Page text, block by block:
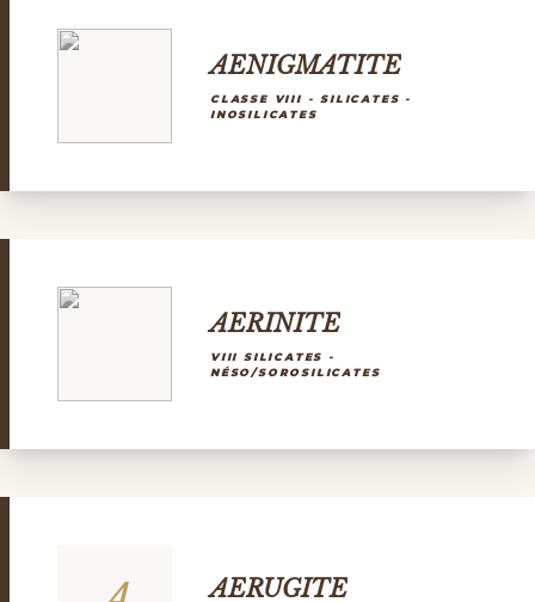
AENIGMATITE
CLASSE VIII - SILICATES -
INOSILICATES
AERINITE
VIII SILICATES -
NÉSO/SOROSILICATES
AERUGITE